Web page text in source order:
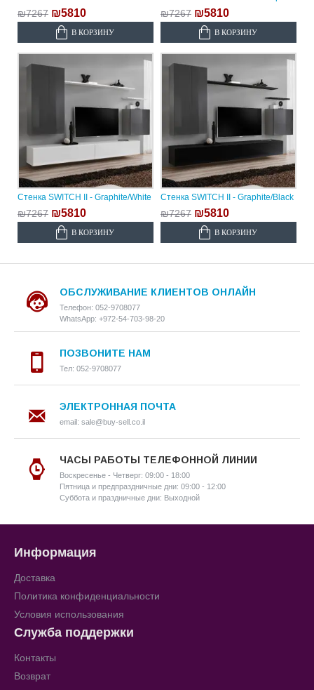
₪7267 ₪5810
В КОРЗИНУ
₪7267 ₪5810
В КОРЗИНУ
Стенка SWITCH II - Graphite/White
₪7267 ₪5810
В КОРЗИНУ
Стенка SWITCH II - Graphite/Black
₪7267 ₪5810
В КОРЗИНУ
ОБСЛУЖИВАНИЕ КЛИЕНТОВ ОНЛАЙН
Телефон: 052-9708077
WhatsApp: +972-54-703-98-20
ПОЗВОНИТЕ НАМ
Тел: 052-9708077
ЭЛЕКТРОННАЯ ПОЧТА
email: sale@buy-sell.co.il
ЧАСЫ РАБОТЫ ТЕЛЕФОННОЙ ЛИНИИ
Воскресенье - Четверг: 09:00 - 18:00
Пятница и предпраздничные дни: 09:00 - 12:00
Суббота и праздничные дни: Выходной
Информация
Доставка
Политика конфиденциальности
Условия использования
Служба поддержки
Контакты
Возврат